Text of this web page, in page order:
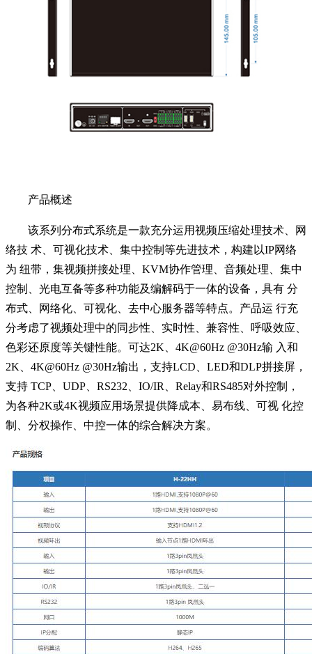
产品概述
该系列分布式系统是⼀款充分运⽤视频压缩处理技术、⽹
络技 术、可视化技术、集中控制等先进技术，构建以IP⽹络
为 纽带，集视频拼接处理、KVM协作管理、⾳频处理、集中
控制、光电互备等多种功能及编解码于⼀体的设备，具有 分
布式、⽹络化、可视化、去中⼼服务器等特点。产品运 ⾏充
分考虑了视频处理中的同步性、实时性、兼容性、呼吸效应、
⾊彩还原度等关键性能。可达2K、4K@60Hz @30Hz输 ⼊和
2K、4K@60Hz @30Hz输出，⽀持LCD、LED和DLP拼接屏，
⽀持 TCP、UDP、RS232、IO/IR、Relay和RS485对外控制，
为各种2K或4K视频应⽤场景提供降成本、易布线、可视 化控
制、分权操作、中控⼀体的综合解决⽅案。